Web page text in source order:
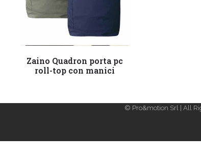
Leggi tutto
Zaino Quadron porta pc
roll-top con manici
© Pro&motion Srl | All